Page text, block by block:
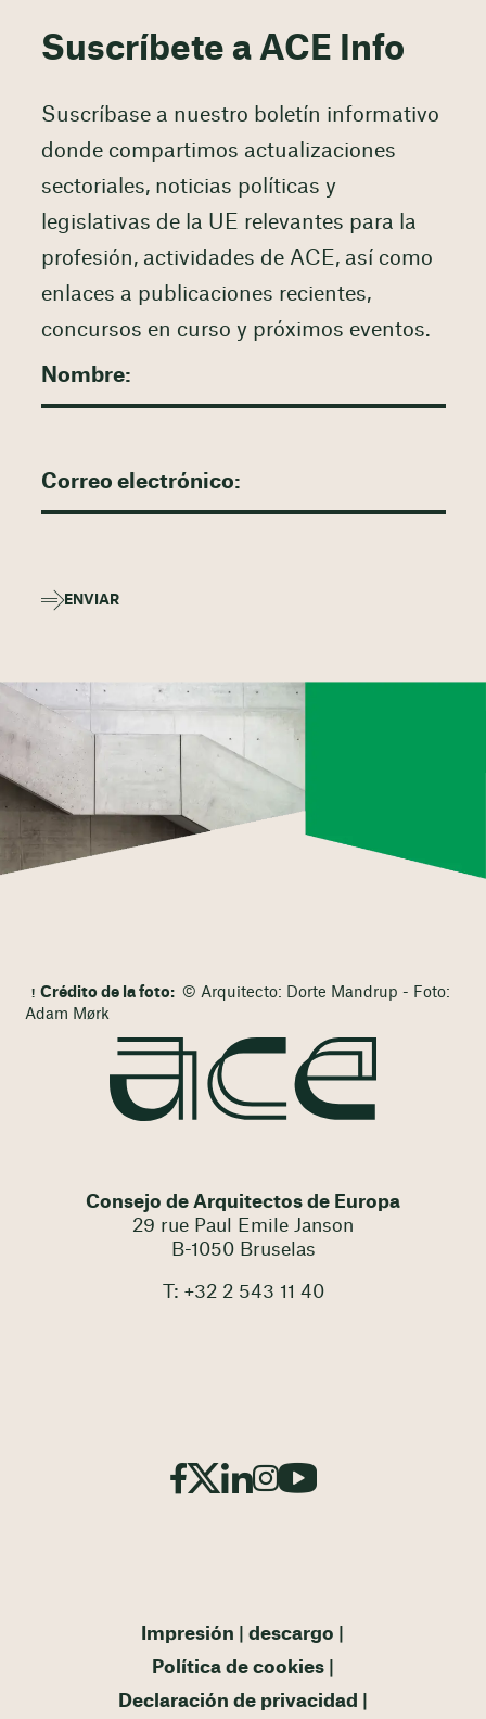
Suscríbete a ACE Info
Suscríbase a nuestro boletín informativo
donde compartimos actualizaciones
sectoriales, noticias políticas y
legislativas de la UE relevantes para la
profesión, actividades de ACE, así como
enlaces a publicaciones recientes,
concursos en curso y próximos eventos.
ENVIAR
Crédito de la foto: © Arquitecto: Dorte Mandrup - Foto:
Adam Mørk
Consejo de Arquitectos de Europa
29 rue Paul Emile Janson
B-1050 Bruselas
T: +32 2 543 11 40
Impresión
descargo
Política de cookies
Declaración de privacidad